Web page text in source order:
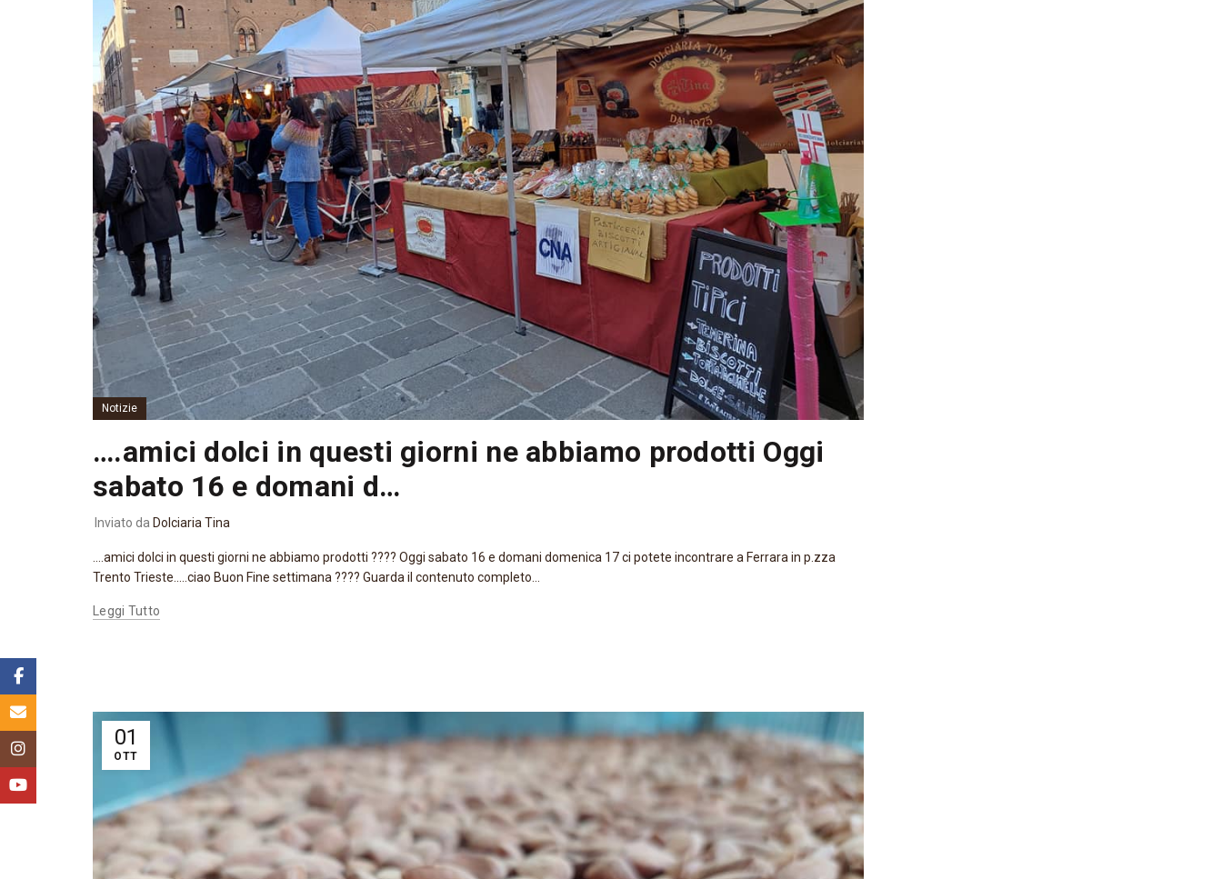
Notizie
….amici dolci in questi giorni ne abbiamo prodotti Oggi
sabato 16 e domani d…
Inviato da Dolciaria Tina
....amici dolci in questi giorni ne abbiamo prodotti ???? Oggi sabato 16 e domani domenica 17 ci potete incontrare a Ferrara in p.zza
Trento Trieste.....ciao Buon Fine settimana ???? Guarda il contenuto completo...
Leggi Tutto
01
OTT